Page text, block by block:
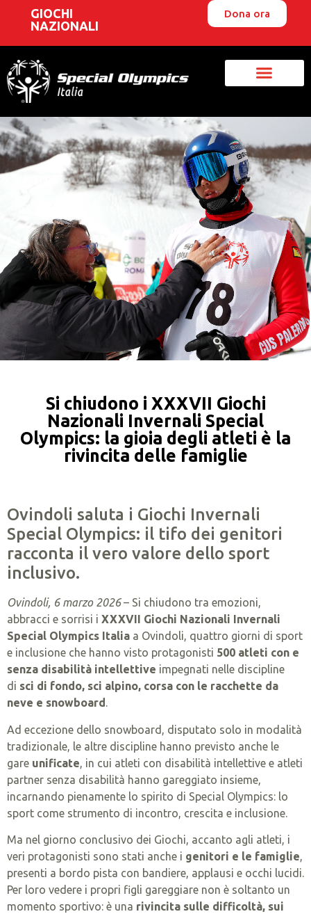
GIOCHI
NAZIONALI
Dona ora
Si chiudono i XXXVII Giochi
Nazionali Invernali Special
Olympics: la gioia degli atleti è la
rivincita delle famiglie
Ovindoli saluta i Giochi Invernali
Special Olympics: il tifo dei genitori
racconta il vero valore dello sport
inclusivo.
Ovindoli, 6 marzo 2026– Si chiudono tra emozioni,
abbracci e sorrisi i XXXVII Giochi Nazionali Invernali
Special Olympics Italia a Ovindoli, quattro giorni di sport
e inclusione che hanno visto protagonisti 500 atleti con e
senza disabilità intellettive impegnati nelle discipline
di sci di fondo, sci alpino, corsa con le racchette da
neve e snowboard .
Ad eccezione dello snowboard, disputato solo in modalità
tradizionale, le altre discipline hanno previsto anche le
gare unificate, in cui atleti con disabilità intellettive e atleti
partner senza disabilità hanno gareggiato insieme,
incarnando pienamente lo spirito di Special Olympics: lo
sport come strumento di incontro, crescita e inclusione.
Ma nel giorno conclusivo dei Giochi, accanto agli atleti, i
veri protagonisti sono stati anche i genitori e le famiglie,
presenti a bordo pista con bandiere, applausi e occhi lucidi.
Per loro vedere i propri figli gareggiare non è soltanto un
momento sportivo: è una rivincita sulle difficoltà, sui